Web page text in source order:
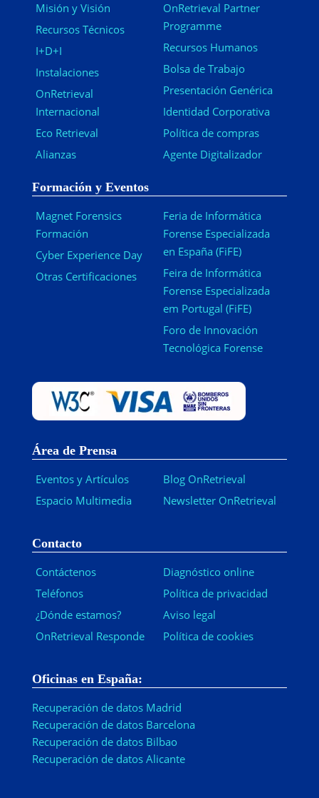
Misión y Visión
Recursos Técnicos
I+D+I
Instalaciones
OnRetrieval
Internacional
Eco Retrieval
Alianzas
OnRetrieval Partner
Programme
Recursos Humanos
Bolsa de Trabajo
Presentación Genérica
Identidad Corporativa
Política de compras
Agente Digitalizador
Formación y Eventos
Magnet Forensics
Formación
Cyber Experience Day
Otras Certificaciones
Feria de Informática
Forense Especializada
en España (FiFE)
Feira de Informática
Forense Especializada
em Portugal (FiFE)
Foro de Innovación
Tecnológica Forense
Área de Prensa
Eventos y Artículos
Espacio Multimedia
Blog OnRetrieval
Newsletter OnRetrieval
Contacto
Contáctenos
Teléfonos
¿Dónde estamos?
OnRetrieval Responde
Diagnóstico online
Política de privacidad
Aviso legal
Política de cookies
Oficinas en España:
Recuperación de datos Madrid
Recuperación de datos Barcelona
Recuperación de datos Bilbao
Recuperación de datos Alicante